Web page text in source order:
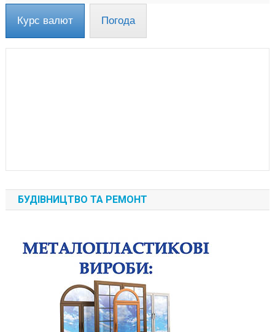
Курс валют Погода
БУДІВНИЦТВО ТА РЕМОНТ